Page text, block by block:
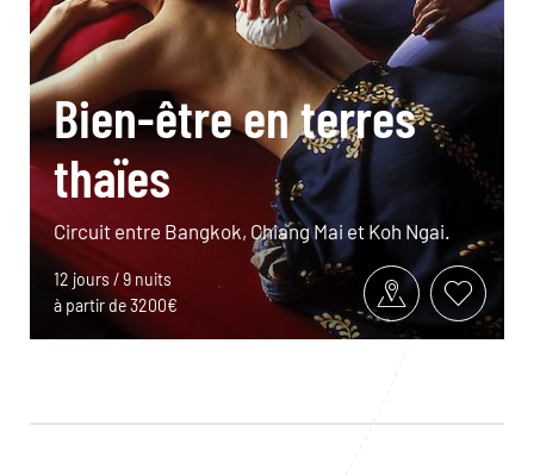
Bien-être en terres
thaïes
Circuit entre Bangkok, Chiang Mai et Koh Ngai.
12 jours / 9 nuits
à partir de 3200€